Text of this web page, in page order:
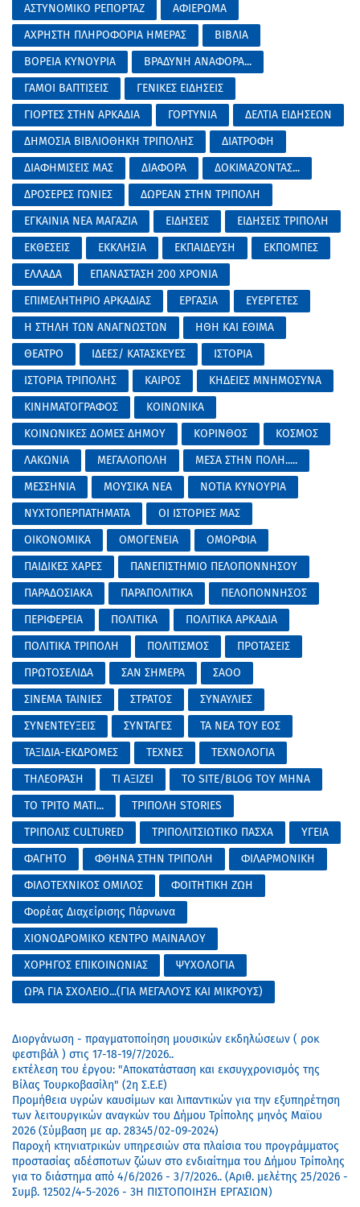
ΑΣΤΥΝΟΜΙΚΟ ΡΕΠΟΡΤΑΖ
ΑΦΙΕΡΩΜΑ
ΑΧΡΗΣΤΗ ΠΛΗΡΟΦΟΡΙΑ ΗΜΕΡΑΣ
ΒΙΒΛΙΑ
ΒΟΡΕΙΑ ΚΥΝΟΥΡΙΑ
ΒΡΑΔΥΝΗ ΑΝΑΦΟΡΑ...
ΓΑΜΟΙ ΒΑΠΤΙΣΕΙΣ
ΓΕΝΙΚΕΣ ΕΙΔΗΣΕΙΣ
ΓΙΟΡΤΕΣ ΣΤΗΝ ΑΡΚΑΔΙΑ
ΓΟΡΤΥΝΙΑ
ΔΕΛΤΙΑ ΕΙΔΗΣΕΩΝ
ΔΗΜΟΣΙΑ ΒΙΒΛΙΟΘΗΚΗ ΤΡΙΠΟΛΗΣ
ΔΙΑΤΡΟΦΗ
ΔΙΑΦΗΜΙΣΕΙΣ ΜΑΣ
ΔΙΑΦΟΡΑ
ΔΟΚΙΜΑΖΟΝΤΑΣ...
ΔΡΟΣΕΡΕΣ ΓΩΝΙΕΣ
ΔΩΡΕΑΝ ΣΤΗΝ ΤΡΙΠΟΛΗ
ΕΓΚΑΙΝΙΑ ΝΕΑ ΜΑΓΑΖΙΑ
ΕΙΔΗΣΕΙΣ
ΕΙΔΗΣΕΙΣ ΤΡΙΠΟΛΗ
ΕΚΘΕΣΕΙΣ
ΕΚΚΛΗΣΙΑ ΕΚΠΑΙΔΕΥΣΗ
ΕΚΠΟΜΠΕΣ
ΕΛΛΑΔΑ
ΕΠΑΝΑΣΤΑΣΗ 200 ΧΡΟΝΙΑ
ΕΠΙΜΕΛΗΤΗΡΙΟ ΑΡΚΑΔΙΑΣ
ΕΡΓΑΣΙΑ
ΕΥΕΡΓΕΤΕΣ
Η ΣΤΗΛΗ ΤΩΝ ΑΝΑΓΝΩΣΤΩΝ
ΗΘΗ ΚΑΙ ΕΘΙΜΑ
ΘΕΑΤΡΟ
ΙΔΕΕΣ/ ΚΑΤΑΣΚΕΥΕΣ
ΙΣΤΟΡΙΑ
ΙΣΤΟΡΙΑ ΤΡΙΠΟΛΗΣ
ΚΑΙΡΟΣ
ΚΗΔΕΙΕΣ ΜΝΗΜΟΣΥΝΑ
ΚΙΝΗΜΑΤΟΓΡΑΦΟΣ
ΚΟΙΝΩΝΙΚΑ
ΚΟΙΝΩΝΙΚΕΣ ΔΟΜΕΣ ΔΗΜΟΥ
ΚΟΡΙΝΘΟΣ
ΚΟΣΜΟΣ
ΛΑΚΩΝΙΑ
ΜΕΓΑΛΟΠΟΛΗ
ΜΕΣΑ ΣΤΗΝ ΠΟΛΗ.....
ΜΕΣΣΗΝΙΑ
ΜΟΥΣΙΚΑ ΝΕΑ
ΝΟΤΙΑ ΚΥΝΟΥΡΙΑ
ΝΥΧΤΟΠΕΡΠΑΤΗΜΑΤΑ
ΟΙ ΙΣΤΟΡΙΕΣ ΜΑΣ
ΟΙΚΟΝΟΜΙΚΑ
ΟΜΟΓΕΝΕΙΑ
ΟΜΟΡΦΙΑ
ΠΑΙΔΙΚΕΣ ΧΑΡΕΣ
ΠΑΝΕΠΙΣΤΗΜΙΟ ΠΕΛΟΠΟΝΝΗΣΟΥ
ΠΑΡΑΔΟΣΙΑΚΑ
ΠΑΡΑΠΟΛΙΤΙΚΑ
ΠΕΛΟΠΟΝΝΗΣΟΣ
ΠΕΡΙΦΕΡΕΙΑ
ΠΟΛΙΤΙΚΑ
ΠΟΛΙΤΙΚΑ ΑΡΚΑΔΙΑ
ΠΟΛΙΤΙΚΑ ΤΡΙΠΟΛΗ
ΠΟΛΙΤΙΣΜΟΣ
ΠΡΟΤΑΣΕΙΣ
ΠΡΩΤΟΣΕΛΙΔΑ
ΣΑΝ ΣΗΜΕΡΑ
ΣΑΟΟ
ΣΙΝΕΜΑ ΤΑΙΝΙΕΣ
ΣΤΡΑΤΟΣ
ΣΥΝΑΥΛΙΕΣ
ΣΥΝΕΝΤΕΥΞΕΙΣ
ΣΥΝΤΑΓΕΣ
ΤΑ ΝΕΑ ΤΟΥ ΕΟΣ
ΤΑΞΙΔΙΑ-ΕΚΔΡΟΜΕΣ
ΤΕΧΝΕΣ
ΤΕΧΝΟΛΟΓΙΑ
ΤΗΛΕΟΡΑΣΗ
ΤΙ ΑΞΙΖΕΙ
ΤΟ SITE/BLOG ΤΟΥ ΜΗΝΑ
ΤΟ ΤΡΙΤΟ ΜΑΤΙ...
ΤΡΙΠΟΛΗ STORIES
ΤΡΙΠΟΛΙΣ CULTURED
ΤΡΙΠΟΛΙΤΣΙΩΤΙΚΟ ΠΑΣΧΑ
ΥΓΕΙΑ
ΦΑΓΗΤΟ
ΦΘΗΝΑ ΣΤΗΝ ΤΡΙΠΟΛΗ
ΦΙΛΑΡΜΟΝΙΚΗ
ΦΙΛΟΤΕΧΝΙΚΟΣ ΟΜΙΛΟΣ
ΦΟΙΤΗΤΙΚΗ ΖΩΗ
Φορέας Διαχείρισης Πάρνωνα
ΧΙΟΝΟΔΡΟΜΙΚΟ ΚΕΝΤΡΟ ΜΑΙΝΑΛΟΥ
ΧΟΡΗΓΟΣ ΕΠΙΚΟΙΝΩΝΙΑΣ
ΨΥΧΟΛΟΓΙΑ
ΩΡΑ ΓΙΑ ΣΧΟΛΕΙΟ...(ΓΙΑ ΜΕΓΑΛΟΥΣ ΚΑΙ ΜΙΚΡΟΥΣ)
Διοργάνωση - πραγματοποίηση μουσικών εκδηλώσεων ( ροκ
φεστιβάλ ) στις 17-18-19/7/2026..
εκτέλεση του έργου: "Αποκατάσταση και εκσυγχρονισμός της
Βίλας Τουρκοβασίλη" (2η Σ.Ε.Ε)
Προμήθεια υγρών καυσίμων και λιπαντικών για την εξυπηρέτηση
των λειτουργικών αναγκών του Δήμου Τρίπολης μηνός Μαϊου
2026 (Σύμβαση με αρ. 28345/02-09-2024)
Παροχή κτηνιατρικών υπηρεσιών στα πλαίσια του προγράμματος
προστασίας αδέσποτων ζώων στο ενδιαίτημα του Δήμου Τρίπολης
για το διάστημα από 4/6/2026 - 3/7/2026.. (Αριθ. μελέτης 25/2026 -
Συμβ. 12502/4-5-2026 - 3Η ΠΙΣΤΟΠΟΙΗΣΗ ΕΡΓΑΣΙΩΝ)